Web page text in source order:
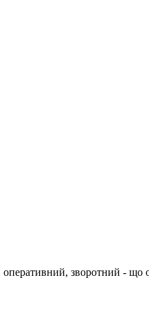
зворотний - що